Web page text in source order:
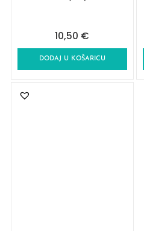
10,50 €
DODAJ U KOŠARICU